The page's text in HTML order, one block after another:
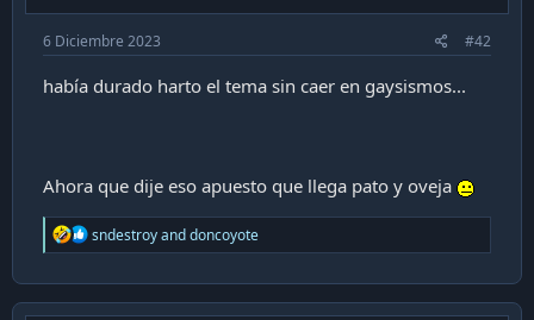
6 Diciembre 2023 #42
había durado harto el tema sin caer en gaysismos...
Ahora que dije eso apuesto que llega pato y oveja
R
e
c
t
sndestroyanddoncoyote